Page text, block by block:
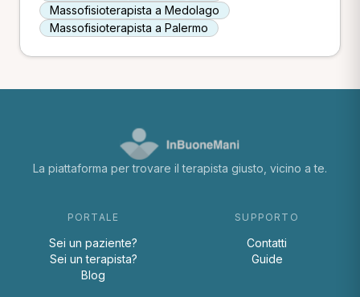
Massofisioterapista a Medolago
Massofisioterapista a Palermo
La piattaforma per trovare il terapista giusto, vicino a te.
PORTALE
Sei un paziente?
Sei un terapista?
Blog
SUPPORTO
Contatti
Guide